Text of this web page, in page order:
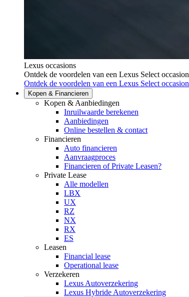
Lexus occasions
Ontdek de voordelen van een Lexus Select occasion
Ontdek de voordelen van een Lexus Select occasion
Kopen & Financieren
Kopen & Aanbiedingen
Inruilwaarde berekenen
Aanbiedingen
Online bestellen & contact
Financieren
Auto financieren
Aanvraagproces
Financieren of Private Leasen?
Private Lease
Alle modellen
LBX
UX
RZ
NX
RX
ES
Leasen
Financial lease
Operational lease
Verzekeren
Lexus Autoverzekering
Lexus Hybride Autoverzekering